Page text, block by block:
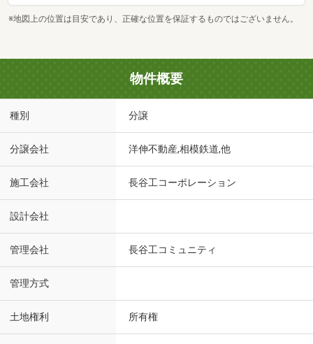
※地図上の位置は目安であり、正確な位置を保証するものではございません。
物件概要
種別 分譲
分譲会社 洋伸不動産,相模鉄道,他
施工会社 長谷工コーポレーション
設計会社
管理会社 長谷工コミュニティ
管理方式
土地権利 所有権